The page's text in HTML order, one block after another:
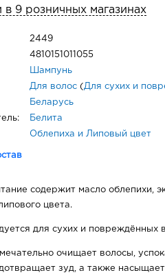
в 9 розничных магазинах
2449
4810151011055
Шампунь
Для волос ( Для сухих и
Беларусь
Белита
Облепиха и Липовый цвет
содержит масло облепихи,
цвета.
для сухих и повреждённых
очищает волосы,
зуд, а также насыщает